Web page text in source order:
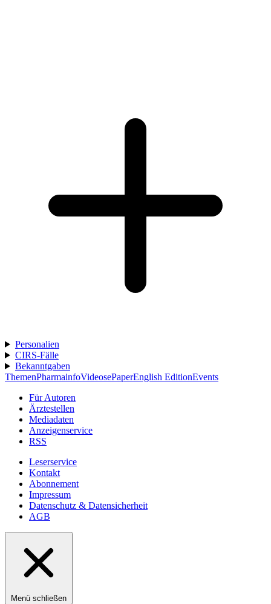
Personalien
CIRS-Fälle
Bekanntgaben
ThemenPharmainfoVideosePaperEnglish EditionEvents
Für Autoren
Ärztestellen
Mediadaten
Anzeigenservice
RSS
Leserservice
Kontakt
Abonnement
Impressum
Datenschutz & Datensicherheit
AGB
Menü schließen